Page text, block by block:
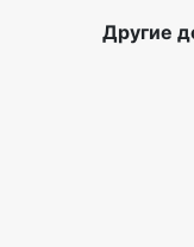
Другие